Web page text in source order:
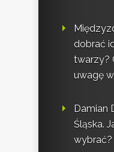
dobrać
twarzy?
uwagę
Damian
Śląska.
wybrać?